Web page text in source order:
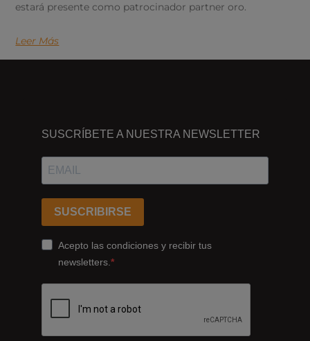
estará presente como patrocinador partner oro.
Leer Más
ESTAMOS
Passeig
Ferrocarrils
Catalans
178,
Cornellà
Barcelona
SUSCRÍBETE A NUESTRA NEWSLETTER
SUSCRIBIRSE
Acepto las condiciones y recibir tus
newsletters.